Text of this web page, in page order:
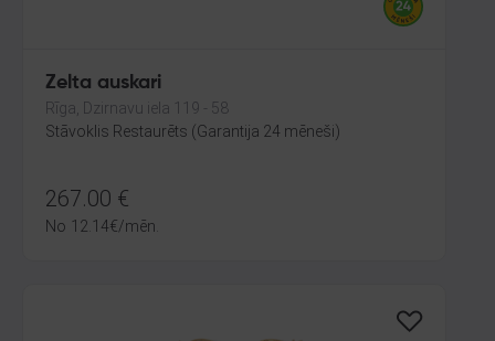
Zelta auskari
Rīga, Dzirnavu iela 119 - 58
Stāvoklis Restaurēts (Garantija 24 mēneši)
267.00 €
No 12.14€/mēn.